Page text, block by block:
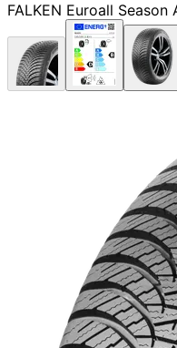
FALKEN Euroall